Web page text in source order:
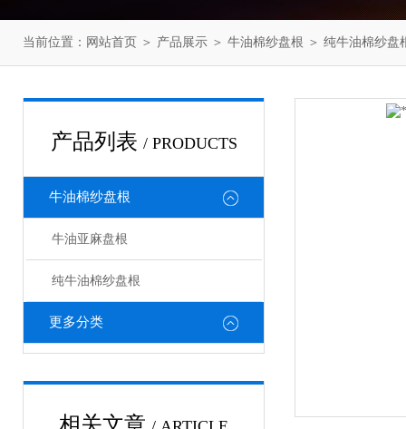
当前位置： 网站首页 ＞ 产品展示 ＞ 牛油棉纱盘根 ＞ 纯牛油棉纱盘
产品列表 / PRODUCTS
牛油棉纱盘根
牛油亚麻盘根
纯牛油棉纱盘根
更多分类